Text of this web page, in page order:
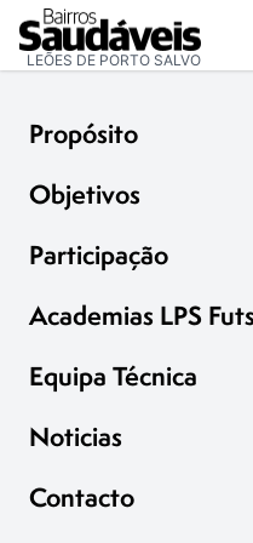
LEÕES DE PORTO SALVO
Propósito
Objetivos
Participação
Academias LPS
Equipa Técnica
Noticias
Contacto